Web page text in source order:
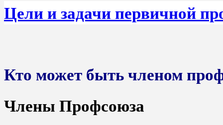
Цели и задачи первичной
Кто может быть членом
Члены Профсоюза